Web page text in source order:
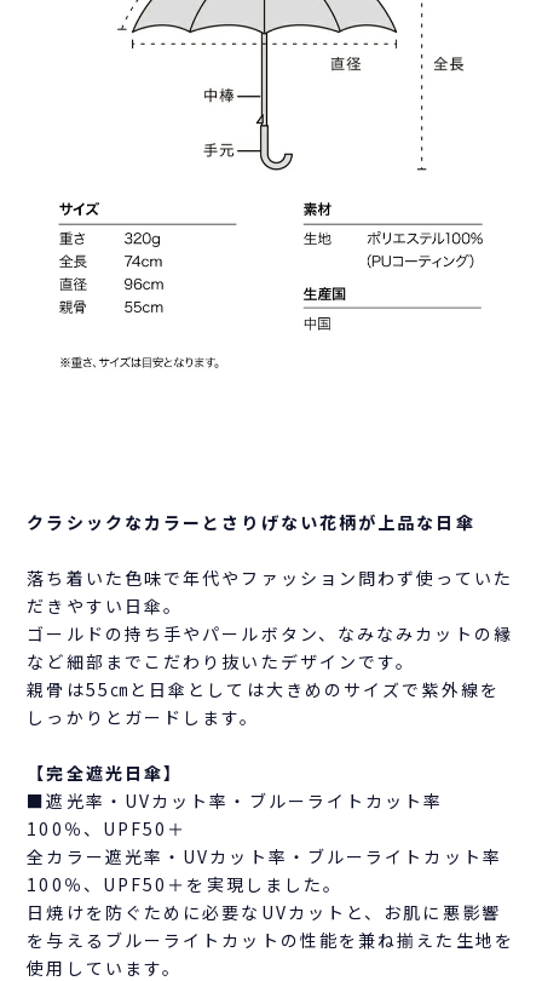
クラシックなカラーとさりげない花柄が上品な日傘
落ち着いた色味で年代やファッション問わず使っていた
だきやすい日傘。
ゴールドの持ち手やパールボタン、なみなみカットの縁
など細部までこだわり抜いたデザインです。
親骨は55㎝と日傘としては大きめのサイズで紫外線を
しっかりとガードします。
【完全遮光日傘】
■遮光率・UVカット率・ブルーライトカット率
100％、UPF50＋
全カラー遮光率・UVカット率・ブルーライトカット率
100％、UPF50＋を実現しました。
日焼けを防ぐために必要なUVカットと、お肌に悪影響
を与えるブルーライトカットの性能を兼ね揃えた生地を
使用しています。